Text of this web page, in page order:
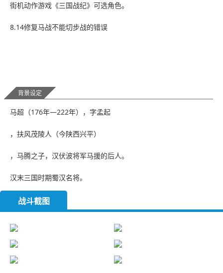
街机动作游戏《三国战纪》可选角色。
8.14修复马战不能切步战的错误
背景设定
马超（176年—222年），字孟起
，扶风茂陵人（今陕西兴平）
，马腾之子，汉伏波将军马援的后人。
汉末三国时期蜀汉名将。
战斗截图